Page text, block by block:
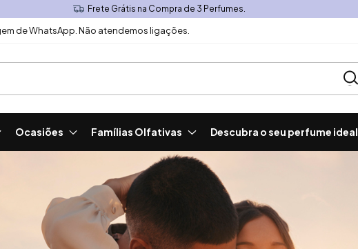
de WhatsApp. Não atendemos ligações.
Ocasiões Famílias Olfativas Descubra o seu perfume ideal